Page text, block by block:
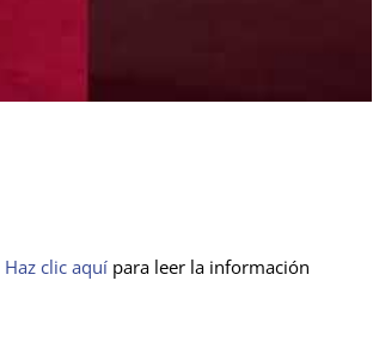
Haz clic aquí para leer la información